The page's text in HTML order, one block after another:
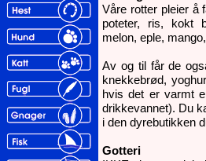
Våre rotter pleier å
poteter, ris, kokt
melon, eple,
Av og til får de
knekkebrød,
hvis det er varmt
drikkevannet). Du
i den dyrebutikken
Gotteri